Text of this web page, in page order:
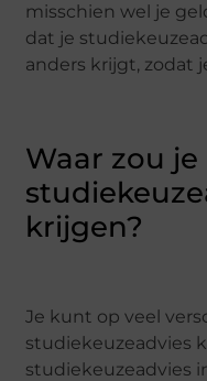
misschien wel je
dat je
anders krijgt, zodat
Waar zou je
krijgen?
Je kunt op veel
studiekeuzeadvies
studiekeuzeadvies